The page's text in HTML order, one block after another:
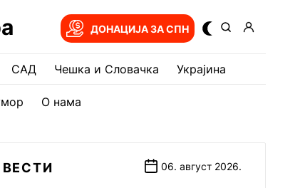
ДОНАЦИЈА ЗА СПН
САД Чешка и Словачка Украјина
О нама
ВЕСТИ 06. август 2026.